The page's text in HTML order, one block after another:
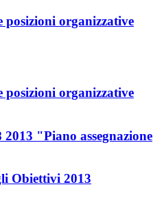
posizioni organizzative
posizioni organizzative
"Piano assegnazione
Obiettivi 2013